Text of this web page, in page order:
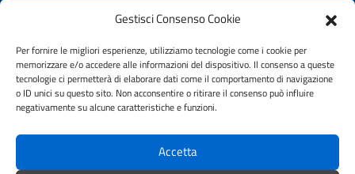
Gestisci Consenso Cookie
Per fornire le migliori esperienze, utilizziamo tecnologie come i cookie per
memorizzare e/o accedere alle informazioni del dispositivo. Il consenso a queste
tecnologie ci permetterà di elaborare dati come il comportamento di navigazione
o ID unici su questo sito. Non acconsentire o ritirare il consenso può influire
negativamente su alcune caratteristiche e funzioni.
Accetta
Cookie Policy
Informativa privacy
Dichiarazione di accessibilità
Note legali